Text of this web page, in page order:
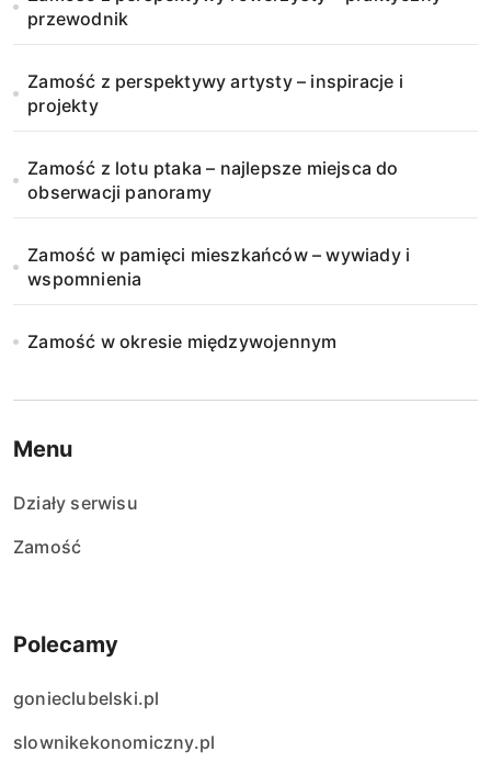
przewodnik
Zamość z perspektywy artysty – inspiracje i
projekty
Zamość z lotu ptaka – najlepsze miejsca do
obserwacji panoramy
Zamość w pamięci mieszkańców – wywiady i
wspomnienia
Zamość w okresie międzywojennym
Menu
Działy serwisu
Zamość
Polecamy
gonieclubelski.pl
slownikekonomiczny.pl